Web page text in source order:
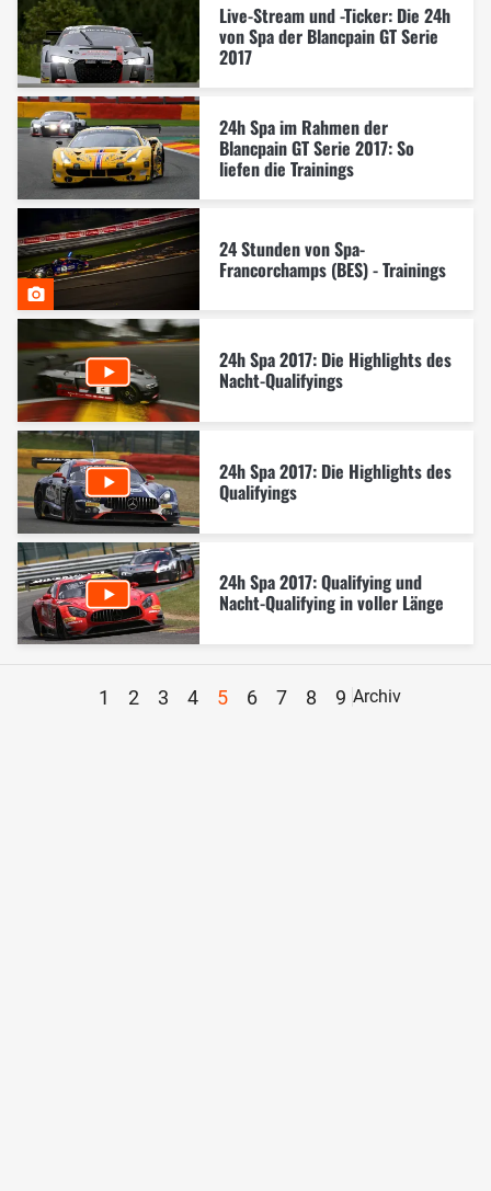
Live-Stream und -Ticker: Die 24h
von Spa der Blancpain GT Serie
2017
24h Spa im Rahmen der
Blancpain GT Serie 2017: So
liefen die Trainings
24 Stunden von Spa-
Francorchamps (BES) - Trainings
24h Spa 2017: Die Highlights des
Nacht-Qualifyings
24h Spa 2017: Die Highlights des
Qualifyings
24h Spa 2017: Qualifying und
Nacht-Qualifying in voller Länge
1 2 3 4 5 6 7 8 9 Archiv